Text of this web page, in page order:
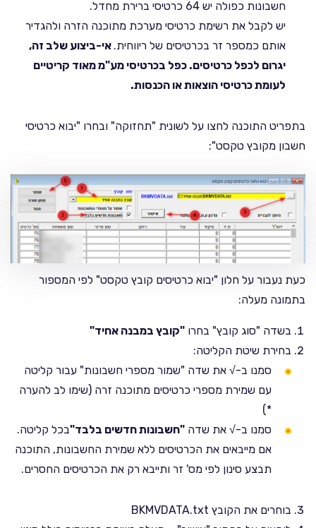
חשבונות כפולה יש 64 כרטיסי ברירת מחדל.
יש לקבל את רשימת כרטיסי מערכת מתוכנה הזרה ולהגדיר
אותם כמספר זר בכרטיסים של ריווחית. אי-ביצוע שלב זה,
יגרום לכפל כרטיסים. כפל בכרטיסי מע"מ מאוד קריטיים
לעומת כרטיסי הוצאות או הכנסות.
בתפריט התוכנה לחצו על לשונית "תחזוקה" ובחרו "יבוא כרטיסי
חשבון מקובץ טקסט":
כעת נעבור על חלון "יבוא כרטיסים קובץ טקסט" לפי המספור
בתמונה מעלה:
בשדה "סוג קובץ" בחרו "קובץ במבנה אחיד"
בחירת שיטת הקליטה:
סמנו ב-√ את שדה "שמור מספרי חשבונות" עבור קליטה
עם שמירת מספרי כרטיסים מתוכנה זרה (שימו לב להערה
*)
סמנו ב-√ את שדה "חשבונות חדשים בלבד"בכל קליטה.
אם מייבאים את הכרטיסים ללא שמירת החשבונות, התוכנה
תבצע סינון לפי מס' זר ותייבא רק את הכרטיסים החסרים.
בוחרים את הקובץ BKMVDATA.txt